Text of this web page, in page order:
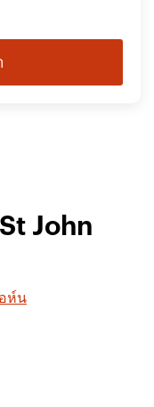
John
ห์น